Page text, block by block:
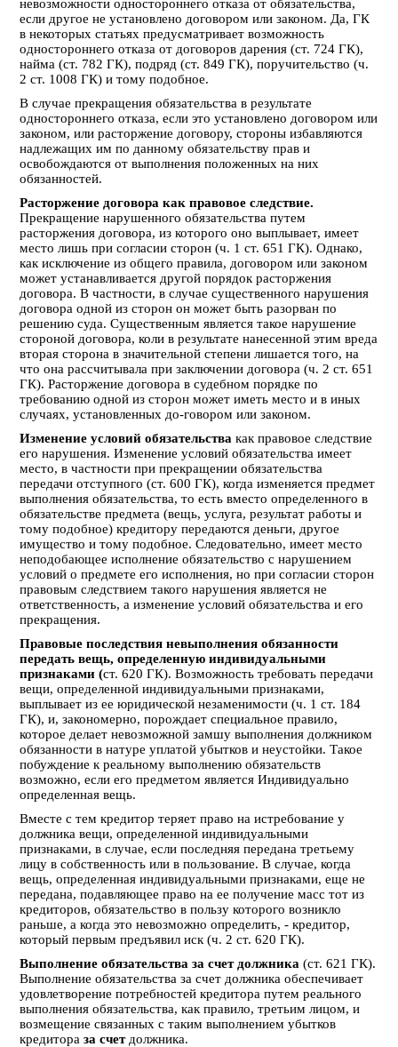
невозможности одностороннего отказа от обязательства,
если другое не установлено договором или законом. Да, ГК
в некоторых статьях предусматривает возможность
одностороннего отказа от договоров дарения (ст. 724 ГК),
найма (ст. 782 ГК), подряд (ст. 849 ГК), поручительство (ч.
2 ст. 1008 ГК) и тому подобное.
В случае прекращения обязательства в результате
одностороннего отказа, если это установлено договором или
законом, или расторжение договору, стороны избавляются
надлежащих им по данному обязательству прав и
освобождаются от выполнения положенных на них
обязанностей.
Расторжение договора как правовое следствие.
Прекращение нарушенного обязательства путем
расторжения договора, из которого оно выплывает, имеет
место лишь при согласии сторон (ч. 1 ст. 651 ГК). Однако,
как исключение из общего правила, договором или законом
может устанавливается другой порядок расторжения
договора. В частности, в случае существенного нарушения
договора одной из сторон он может быть разорван по
решению суда. Существенным является такое нарушение
стороной договора, коли в результате нанесенной этим вреда
вторая сторона в значительной степени лишается того, на
что она рассчитывала при заключении договора (ч. 2 ст. 651
ГК). Расторжение договора в судебном порядке по
требованию одной из сторон может иметь место и в иных
случаях, установленных до-говором или законом.
Изменение условий обязательства как правовое следствие
его нарушения. Изменение условий обязательства имеет
место, в частности при прекращении обязательства
передачи отступного (ст. 600 ГК), когда изменяется предмет
выполнения обязательства, то есть вместо определенного в
обязательстве предмета (вещь, услуга, результат работы и
тому подобное) кредитору передаются деньги, другое
имущество и тому подобное. Следовательно, имеет место
неподобающее исполнение обязательство с нарушением
условий о предмете его исполнения, но при согласии сторон
правовым следствием такого нарушения является не
ответственность, а изменение условий обязательства и его
прекращения.
Правовые последствия невыполнения обязанности
передать вещь, определенную индивидуальными
признаками (ст. 620 ГК). Возможность требовать передачи
вещи, определенной индивидуальными признаками,
выплывает из ее юридической незаменимости (ч. 1 ст. 184
ГК), и, закономерно, порождает специальное правило,
которое делает невозможной замшу выполнения должником
обязанности в натуре уплатой убытков и неустойки. Такое
побуждение к реальному выполнению обязательств
возможно, если его предметом является Индивидуально
определенная вещь.
Вместе с тем кредитор теряет право на истребование у
должника вещи, определенной индивидуальными
признаками, в случае, если последняя передана третьему
лицу в собственность или в пользование. В случае, когда
вещь, определенная индивидуальными признаками, еще не
передана, подавляющее право на ее получение масс тот из
кредиторов, обязательство в пользу которого возникло
раньше, а когда это невозможно определить, - кредитор,
который первым предъявил иск (ч. 2 ст. 620 ГК).
Выполнение обязательства за счет должника (ст. 621 ГК).
Выполнение обязательства за счет должника обеспечивает
удовлетворение потребностей кредитора путем реального
выполнения обязательства, как правило, третьим лицом, и
возмещение связанных с таким выполнением убытков
кредитораза счетдолжника.